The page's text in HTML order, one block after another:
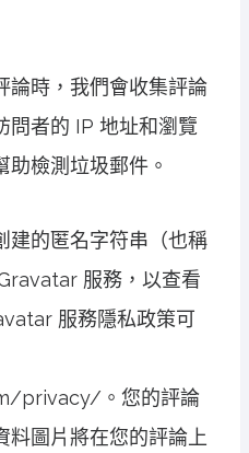
論時，我們會收集評論
問者的 IP 地址和瀏覽
檢測垃圾郵件。
建的匿名字符串（也稱
服務，以查看
服務隱私政策可
privacy/。您的評論
料圖片將在您的評論上